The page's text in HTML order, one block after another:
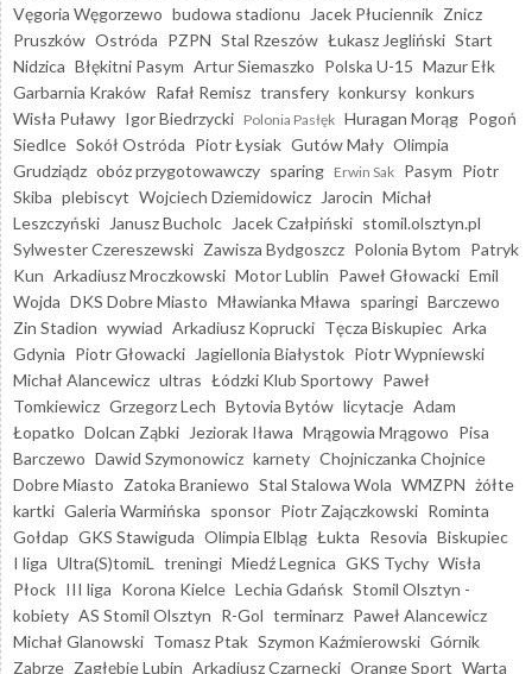
Vęgoria Węgorzewo budowa stadionu Jacek Płuciennik Znicz
Pruszków Ostróda PZPN Stal Rzeszów Łukasz Jegliński Start
Nidzica Błękitni Pasym Artur Siemaszko Polska U-15 Mazur Ełk
Garbarnia Kraków Rafał Remisz transfery konkursy konkurs
Wisła Puławy Igor Biedrzycki Polonia Pasłęk Huragan Morąg Pogoń
Siedlce Sokół Ostróda Piotr Łysiak Gutów Mały Olimpia
Grudziądz obóz przygotowawczy sparing Erwin Sak Pasym Piotr
Skiba plebiscyt Wojciech Dziemidowicz Jarocin Michał
Leszczyński
Janusz Bucholc Jacek Czałpiński stomil.olsztyn.pl
Sylwester Czereszewski Zawisza Bydgoszcz Polonia Bytom Patryk
Kun Arkadiusz Mroczkowski Motor Lublin Paweł Głowacki Emil
Wojda DKS Dobre Miasto Mławianka Mława sparingi Barczewo
Zin Stadion wywiad Arkadiusz Koprucki Tęcza Biskupiec Arka
Gdynia Piotr Głowacki Jagiellonia Białystok Piotr Wypniewski
Michał Alancewicz ultras Łódzki Klub Sportowy Paweł
Tomkiewicz Grzegorz Lech Bytovia Bytów licytacje Adam
Łopatko Dolcan Ząbki Jeziorak Iława Mrągowia Mrągowo Pisa
Barczewo Dawid Szymonowicz karnety Chojniczanka Chojnice
Dobre Miasto Zatoka Braniewo Stal Stalowa Wola WMZPN żółte
kartki Galeria Warmińska sponsor Piotr Zajączkowski Rominta
Gołdap GKS Stawiguda Olimpia Elbląg Łukta Resovia Biskupiec
I liga Ultra(S)tomiL treningi Miedź Legnica GKS Tychy Wisła
Płock III liga Korona Kielce Lechia Gdańsk Stomil Olsztyn -
kobiety AS Stomil Olsztyn R-Gol terminarz Paweł Alancewicz
Michał Glanowski Tomasz Ptak Szymon Kaźmierowski Górnik
Zabrze Zagłębie Lubin Arkadiusz Czarnecki Orange Sport Warta